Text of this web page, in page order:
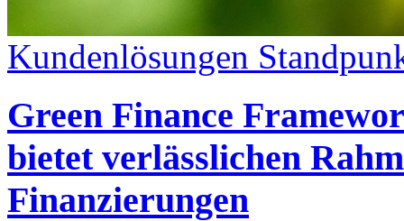
Kundenlösungen
Green Finance
bietet verlässlichen
Finanzierungen